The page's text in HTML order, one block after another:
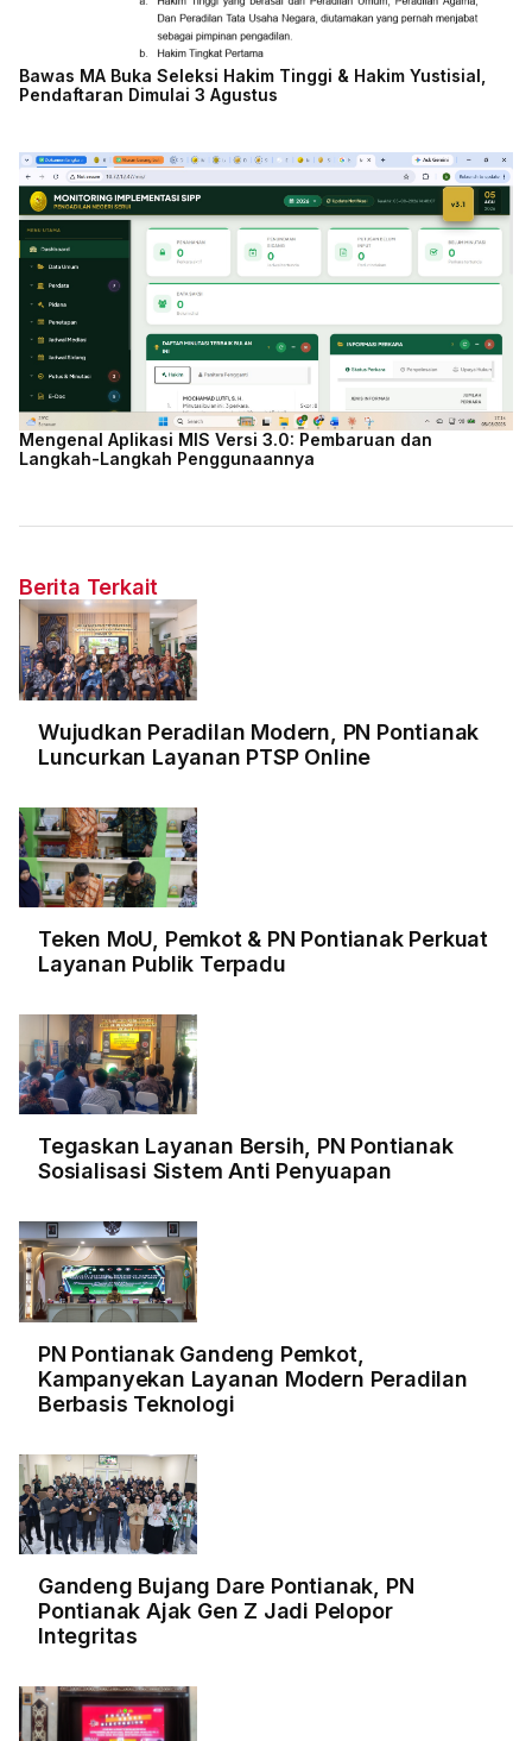
Bawas MA Buka Seleksi Hakim Tinggi & Hakim Yustisial,
Pendaftaran Dimulai 3 Agustus
Mengenal Aplikasi MIS Versi 3.0: Pembaruan dan
Langkah-Langkah Penggunaannya
Berita Terkait
Wujudkan Peradilan Modern, PN Pontianak
Luncurkan Layanan PTSP Online
Teken MoU, Pemkot & PN Pontianak Perkuat
Layanan Publik Terpadu
Tegaskan Layanan Bersih, PN Pontianak
Sosialisasi Sistem Anti Penyuapan
PN Pontianak Gandeng Pemkot,
Kampanyekan Layanan Modern Peradilan
Berbasis Teknologi
Gandeng Bujang Dare Pontianak, PN
Pontianak Ajak Gen Z Jadi Pelopor
Integritas